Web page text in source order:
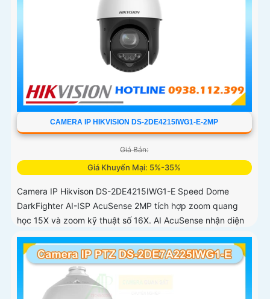
CAMERA IP HIKVISION DS-2DE4215IWG1-E-2MP
Giá Bán:
Giá Khuyến Mại: 5%-35%
Camera IP Hikvison DS-2DE4215IWG1-E Speed Dome
DarkFighter AI-ISP AcuSense 2MP tích hợp zoom quang
học 15X và zoom kỹ thuật số 16X. AI AcuSense nhận diện
người và phương tiện và cảnh báo chủ động